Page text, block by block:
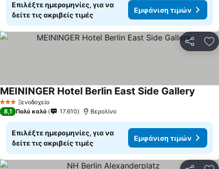
Επιλέξτε ημερομηνίες, για να
δείτε τις ακριβείς τιμές
Εμφάνιση τιμών
3 ΑστέριαΞενοδοχείο
MEININGER Hotel Berlin East Side Gallery
8,1 Πολύ καλό 17.610 Βερολίνο
Επιλέξτε ημερομηνίες, για να
δείτε τις ακριβείς τιμές
Εμφάνιση τιμών